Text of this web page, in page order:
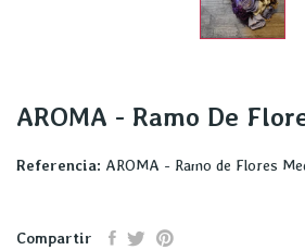
AROMA - Ramo De
Referencia: AROMA - Ramo de Flores
Compartir